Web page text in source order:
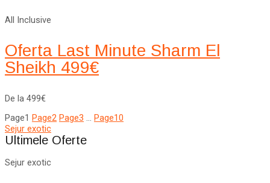
All Inclusive
Oferta Last Minute Sharm El
Sheikh 499€
De la 499€
Page1 Page2 Page3 … Page10
Sejur exotic
Ultimele Oferte
Sejur exotic